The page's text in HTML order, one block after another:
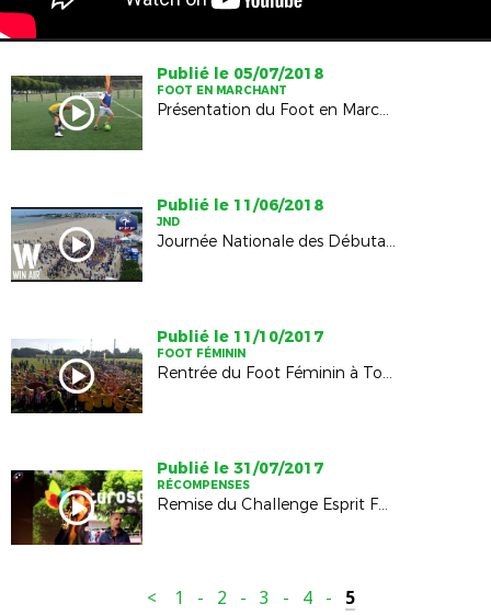
Publié le 05/07/2018
FOOT EN MARCHANT
Présentation du Foot en Marchant
Publié le 11/06/2018
JND
Journée Nationale des Débutants 2018
Publié le 11/10/2017
FOOT FÉMININ
Rentrée du Foot Féminin à Tonnay Charente
Publié le 31/07/2017
RÉCOMPENSES
Remise du Challenge Esprit Foot au Futuroscope
< 1 - 2 - 3 - 4 - 5